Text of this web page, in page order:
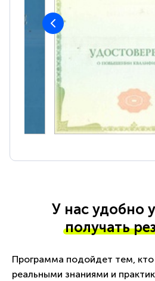
У нас удобно
получать
Программа подойдет тем, кто
реальными знаниями и